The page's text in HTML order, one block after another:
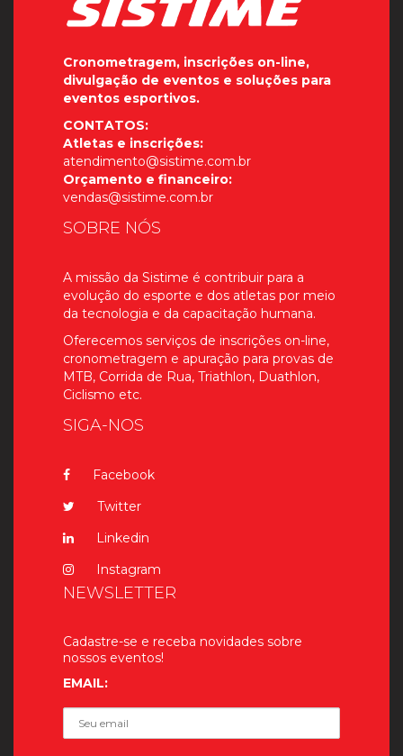
Cronometragem, inscrições on-line,
divulgação de eventos e soluções para
eventos esportivos.
CONTATOS:
Atletas e inscrições:
atendimento@sistime.com.br
Orçamento e financeiro:
vendas@sistime.com.br
SOBRE NÓS
A missão da Sistime é contribuir para a
evolução do esporte e dos atletas por meio
da tecnologia e da capacitação humana.
Oferecemos serviços de inscrições on-line,
cronometragem e apuração para provas de
MTB, Corrida de Rua, Triathlon, Duathlon,
Ciclismo etc.
SIGA-NOS
Facebook
Twitter
Linkedin
Instagram
NEWSLETTER
Cadastre-se e receba novidades sobre
nossos eventos!
EMAIL: